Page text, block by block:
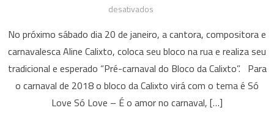
desativados
carnaval
do
Bloco
da
Calixto
No próximo sábado dia 20 de janeiro, a cantora, compositora e
carnavalesca Aline Calixto, coloca seu bloco na rua e realiza seu
tradicional e esperado “Pré-carnaval do Bloco da Calixto”. Para
o carnaval de 2018 o bloco da Calixto virá com o tema é Só
Love Só Love – É o amor no carnaval, […]